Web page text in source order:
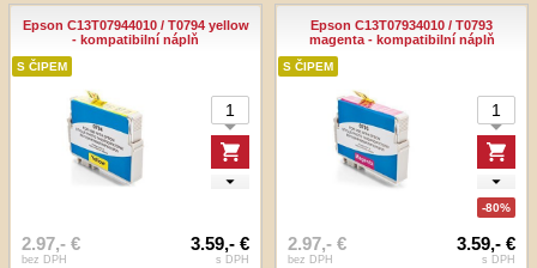
Epson C13T07944010 / T0794 yellow
- kompatibilní náplň
S ČIPEM
2.97,- €
bez DPH
3.59,- €
s DPH
Epson C13T07934010 / T0793
magenta - kompatibilní náplň
S ČIPEM
-80%
2.97,- €
bez DPH
3.59,- €
s DPH